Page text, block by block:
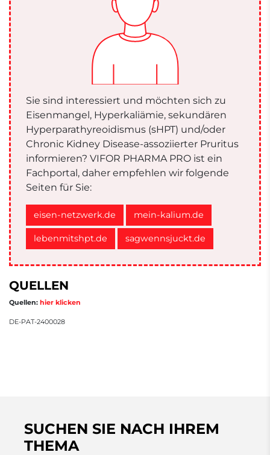
Sie sind interessiert und möchten sich zu
Eisenmangel, Hyperkaliämie, sekundären
Hyperparathyreoidismus (sHPT) und/oder
Chronic Kidney Disease-assoziierter Pruritus
informieren? VIFOR PHARMA PRO ist ein
Fachportal, daher empfehlen wir folgende
Seiten für Sie:
eisen-netzwerk.de mein-kalium.de
lebenmitshpt.de sagwennsjuckt.de
QUELLEN
Quellen: hier klicken
DE-PAT-2400028
SUCHEN SIE NACH IHREM
THEMA